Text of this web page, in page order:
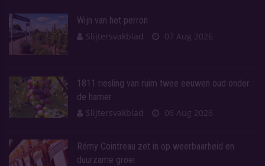
Wijn van het perron
Slijtersvakblad
07 Aug 2026
1811 riesling van ruim twee eeuwen oud onder
de hamer
Slijtersvakblad
06 Aug 2026
Rémy Cointreau zet in op weerbaarheid en
duurzame groei